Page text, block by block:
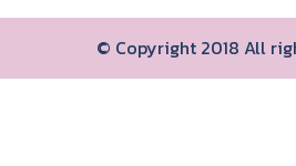
© Copyright 2018 All